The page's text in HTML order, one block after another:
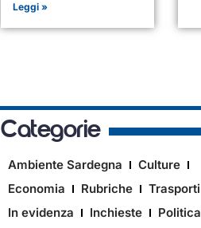
Leggi »
Categorie
Ambiente Sardegna
Culture
Economia
Rubriche
Trasporti
In evidenza
Inchieste
Politica